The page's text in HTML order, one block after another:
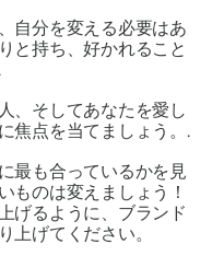
自分を変える必要はあ
と持ち、好かれること
、そしてあなたを愛し
焦点を当てましょう。.
に最も合っているかを見
ものは変えましょう！
げるように、ブランド
上げてください。